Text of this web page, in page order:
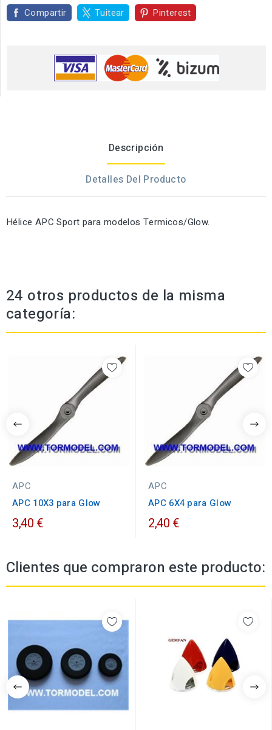
Compartir Tuitear Pinterest
Descripción
Detalles Del Producto
Hélice APC Sport para modelos Termicos/Glow.
24 otros productos de la misma
categoría:
APC
APC 10X3 para Glow
3,40 €
APC
APC 6X4 para Glow
2,40 €
Clientes que compraron este producto: